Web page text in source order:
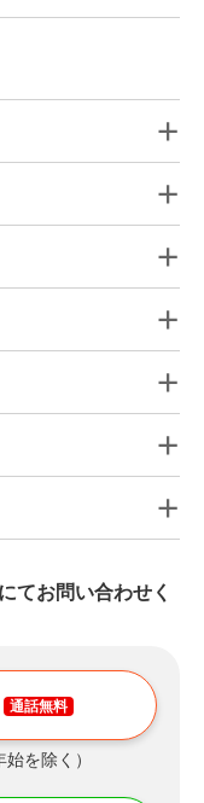
てお問い合わせく
通話無料
を除く）